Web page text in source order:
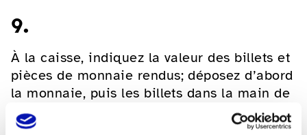
9.
À la caisse, indiquez la valeur des billets et
pièces de monnaie rendus; déposez d’abord
la monnaie, puis les billets dans la main de
la cliente ou du client, car l’argent rendu
ainsi tient mieux dans la main. Lorsque